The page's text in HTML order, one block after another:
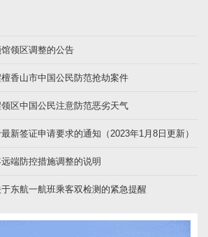
领区调整的公告
香山市中国公民防范抢劫案件
区中国公民注意防范恶劣天气
新签证申请要求的通知（2023年1月8日更新）
端防控措施调整的说明
东航一航班乘客双检测的紧急提醒